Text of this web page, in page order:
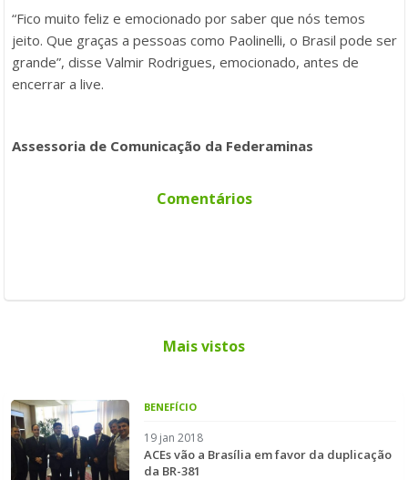
“Fico muito feliz e emocionado por saber que nós temos
jeito. Que graças a pessoas como Paolinelli, o Brasil pode ser
grande”, disse Valmir Rodrigues, emocionado, antes de
encerrar a live.
Assessoria de Comunicação da Federaminas
Comentários
Mais vistos
BENEFÍCIO
19 jan 2018
ACEs vão a Brasília em favor da duplicação
da BR-381